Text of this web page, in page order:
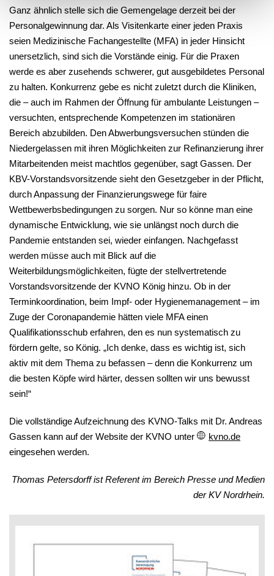
Ganz ähnlich stelle sich die Gemengelage derzeit bei der
Personalgewinnung dar. Als Visitenkarte einer jeden Praxis
seien Medizinische Fachangestellte (MFA) in jeder Hinsicht
unersetzlich, sind sich die Vorstände einig. Für die Praxen
werde es aber zusehends schwerer, gut ausgebildetes Personal
zu halten. Konkurrenz gebe es nicht zuletzt durch die Kliniken,
die – auch im Rahmen der Öffnung für ambulante Leistungen –
versuchten, entsprechende Kompetenzen im stationären
Bereich abzubilden. Den Abwerbungsversuchen stünden die
Niedergelassen mit ihren Möglichkeiten zur Refinanzierung ihrer
Mitarbeitenden meist machtlos gegenüber, sagt Gassen. Der
KBV-Vorstandsvorsitzende sieht den Gesetzgeber in der Pflicht,
durch Anpassung der Finanzierungswege für faire
Wettbewerbsbedingungen zu sorgen. Nur so könne man eine
dynamische Entwicklung, wie sie unlängst noch durch die
Pandemie entstanden sei, wieder einfangen. Nachgefasst
werden müsse auch mit Blick auf die
Weiterbildungsmöglichkeiten, fügte der stellvertretende
Vorstandsvorsitzende der KVNO König hinzu. Ob in der
Terminkoordination, beim Impf- oder Hygienemanagement – im
Zuge der Coronapandemie hätten viele MFA einen
Qualifikationsschub erfahren, den es nun systematisch zu
fördern gelte, so König. „Ich denke, dass es wichtig ist, sich
aktiv mit dem Thema zu befassen – denn die Konkurrenz um
die besten Köpfe wird härter, dessen sollten wir uns bewusst
sein!“
Die vollständige Aufzeichnung des KVNO-Talks mit Dr. Andreas
Gassen kann auf der Website der KVNO unter
kvno.de
eingesehen werden.
Thomas Petersdorff ist Referent im Bereich Presse und Medien
der KV Nordrhein.